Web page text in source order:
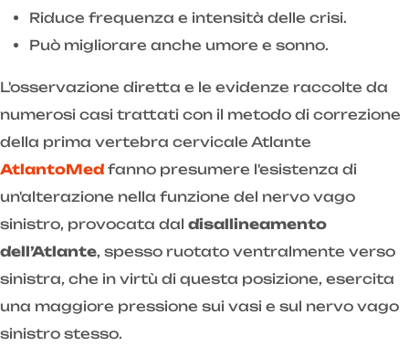
Riduce frequenza e intensità delle crisi.
Può migliorare anche umore e sonno.
L'osservazione diretta e le evidenze raccolte da
numerosi casi trattati con il metodo di correzione
della prima vertebra cervicale Atlante
AtlantoMed fanno presumere l'esistenza di
un'alterazione nella funzione del nervo vago
sinistro, provocata dal disallineamento
dell’Atlante, spesso ruotato ventralmente verso
sinistra, che in virtù di questa posizione, esercita
una maggiore pressione sui vasi e sul nervo vago
sinistro stesso.